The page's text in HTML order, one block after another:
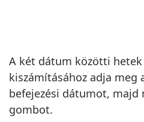
A két dátum közötti hetek
kiszámításához adja meg
befejezési dátumot, majd
gombot.